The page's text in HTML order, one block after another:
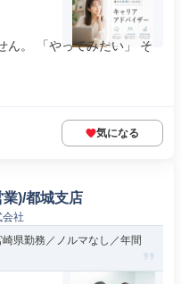
ん。 「やってみたい」 そ
気になる
)/都城支店
社
県勤務／ノルマなし／年間